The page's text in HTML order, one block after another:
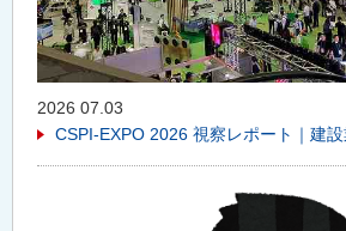
2026 07.03
CSPI-EXPO 2026 視察レポート｜建